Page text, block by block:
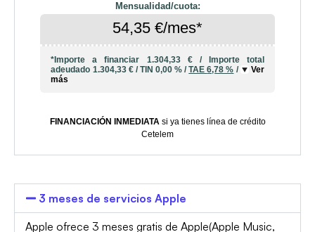
Mensualidad/cuota:
54,35 €/mes*
*Importe a financiar 1.304,33 € /
Importe total
adeudado 1.304,33 €/TIN 0,00 % /TAE6,78 % /
Ver
más
FINANCIACIÓN INMEDIATA si ya tienes línea de crédito
Cetelem
3 meses de servicios Apple
Apple ofrece 3 meses gratis de Apple(Apple Music,